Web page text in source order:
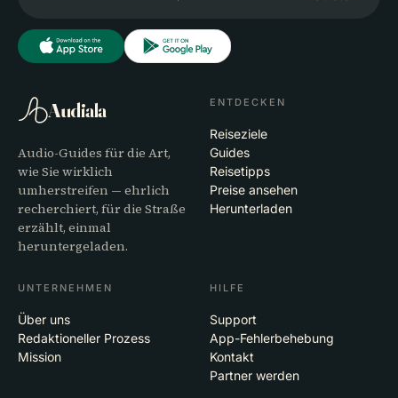
Audiala
Audio-Guides für die Art,
wie Sie wirklich
umherstreifen — ehrlich
recherchiert, für die Straße
erzählt, einmal
heruntergeladen.
ENTDECKEN
Reiseziele
Guides
Reisetipps
Preise ansehen
Herunterladen
UNTERNEHMEN
Über uns
Redaktioneller Prozess
Mission
HILFE
Support
App-Fehlerbehebung
Kontakt
Partner werden